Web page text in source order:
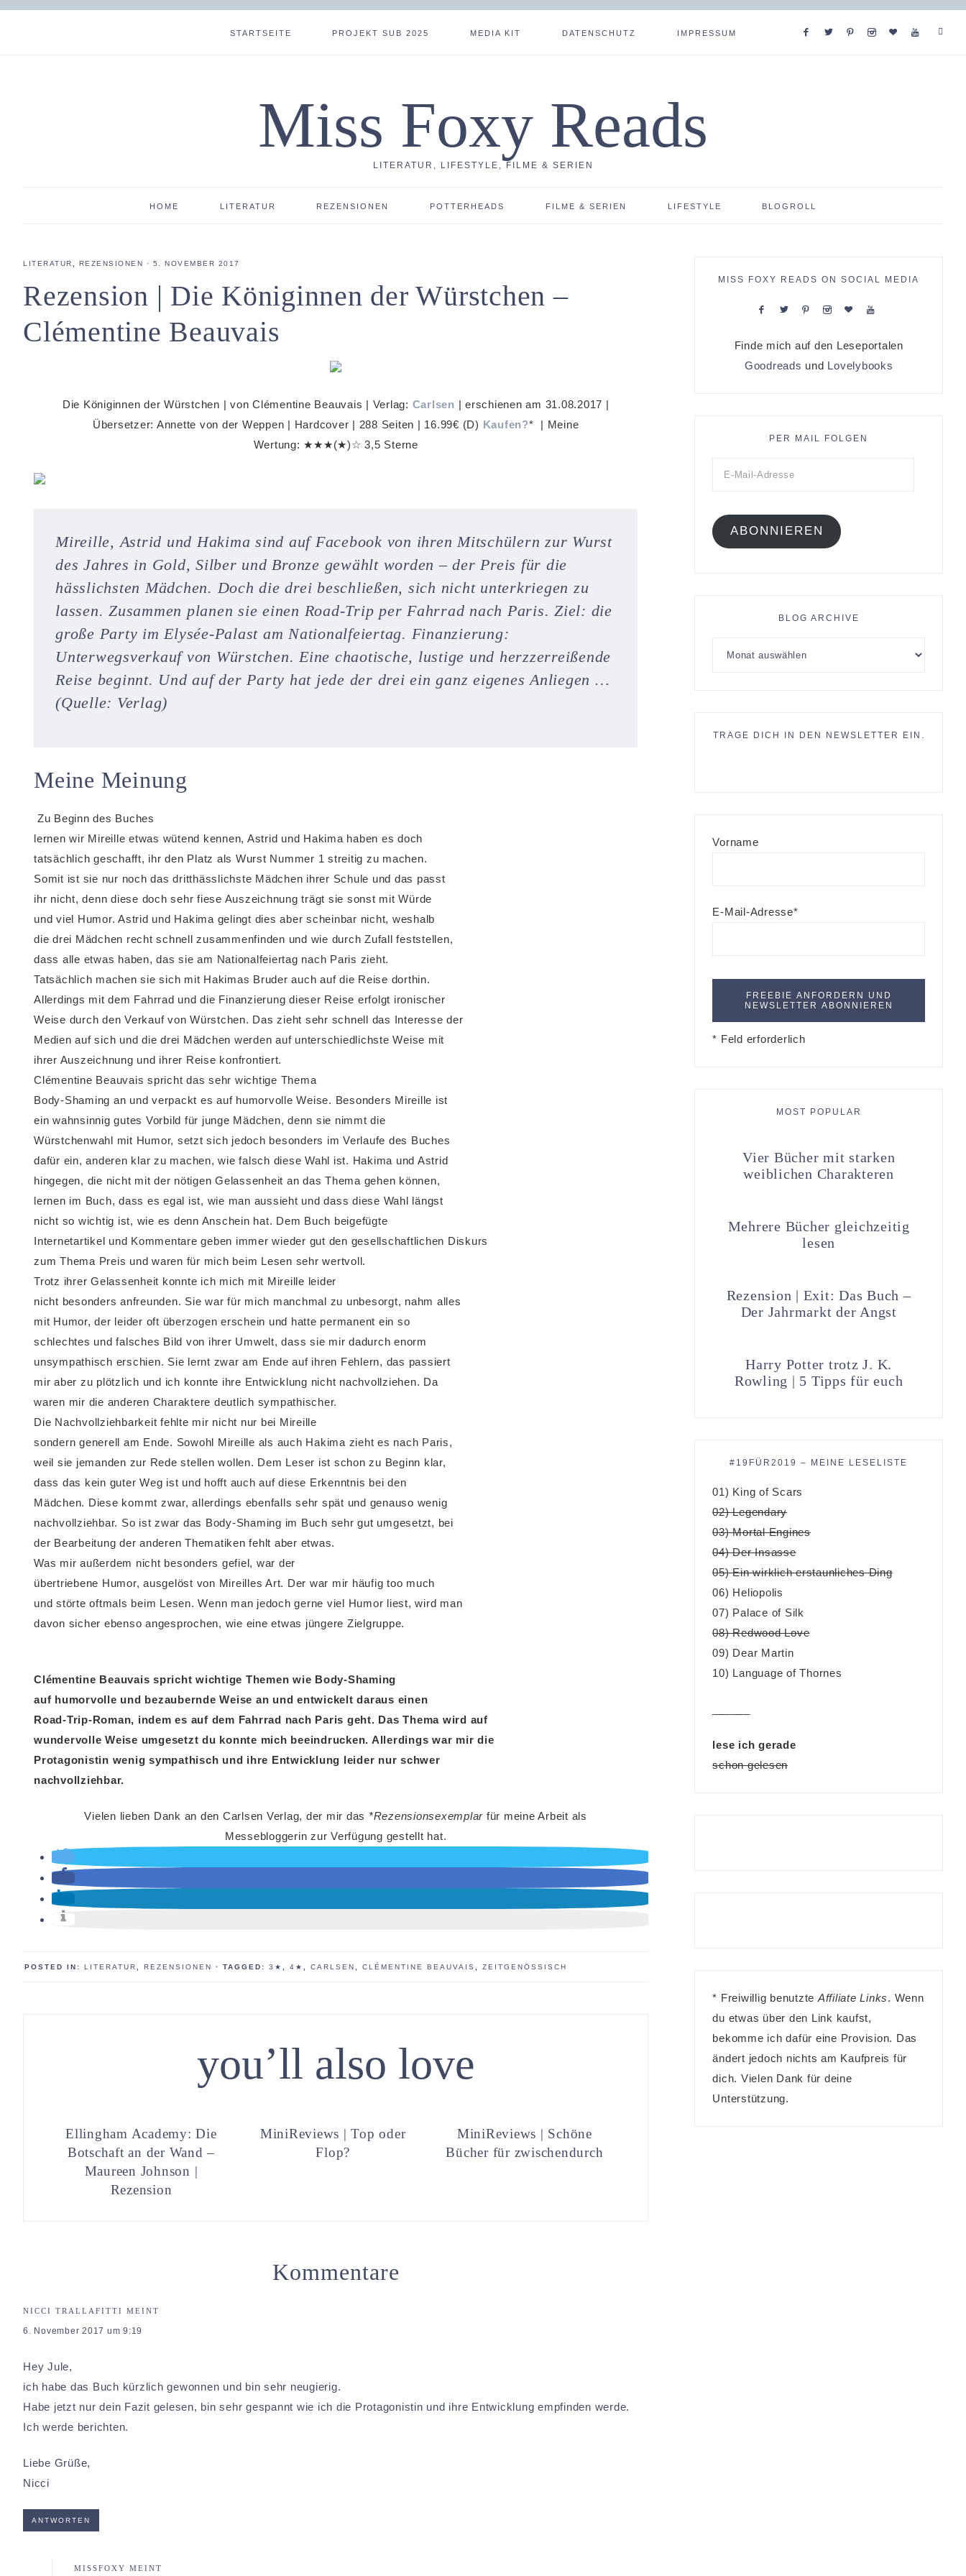
STARTSEITE PROJEKT SUB 2025 MEDIA KIT DATENSCHUTZ IMPRESSUM
Miss Foxy Reads
LITERATUR, LIFESTYLE, FILME & SERIEN
HOME LITERATUR REZENSIONEN POTTERHEADS FILME & SERIEN LIFESTYLE BLOGROLL
LITERATUR REZENSIONEN · 5. NOVEMBER 2017
Rezension | Die Königinnen der Würstchen –
Clémentine Beauvais
Die Königinnen der Würstchen | von Clémentine Beauvais | Verlag: Carlsen | erschienen am 31.08.2017 |
Übersetzer: Annette von der Weppen | Hardcover | 288 Seiten | 16.99€ (D) Kaufen?* | Meine
Wertung: ★★★(★)☆ 3,5 Sterne
Mireille, Astrid und Hakima sind auf Facebook von ihren Mitschülern zur Wurst
des Jahres in Gold, Silber und Bronze gewählt worden – der Preis für die
hässlichsten Mädchen. Doch die drei beschließen, sich nicht unterkriegen zu
lassen. Zusammen planen sie einen Road-Trip per Fahrrad nach Paris. Ziel: die
große Party im Elysée-Palast am Nationalfeiertag. Finanzierung:
Unterwegsverkauf von Würstchen. Eine chaotische, lustige und herzzerreißende
Reise beginnt. Und auf der Party hat jede der drei ein ganz eigenes Anliegen …
(Quelle: Verlag)
Meine Meinung
Zu Beginn des Buches
lernen wir Mireille etwas wütend kennen, Astrid und Hakima haben es doch
tatsächlich geschafft, ihr den Platz als Wurst Nummer 1 streitig zu machen.
Somit ist sie nur noch das dritthässlichste Mädchen ihrer Schule und das passt
ihr nicht, denn diese doch sehr fiese Auszeichnung trägt sie sonst mit Würde
und viel Humor. Astrid und Hakima gelingt dies aber scheinbar nicht, weshalb
die drei Mädchen recht schnell zusammenfinden und wie durch Zufall feststellen,
dass alle etwas haben, das sie am Nationalfeiertag nach Paris zieht.
Tatsächlich machen sie sich mit Hakimas Bruder auch auf die Reise dorthin.
Allerdings mit dem Fahrrad und die Finanzierung dieser Reise erfolgt ironischer
Weise durch den Verkauf von Würstchen. Das zieht sehr schnell das Interesse der
Medien auf sich und die drei Mädchen werden auf unterschiedlichste Weise mit
ihrer Auszeichnung und ihrer Reise konfrontiert.
Clémentine Beauvais spricht das sehr wichtige Thema
Body-Shaming an und verpackt es auf humorvolle Weise. Besonders Mireille ist
ein wahnsinnig gutes Vorbild für junge Mädchen, denn sie nimmt die
Würstchenwahl mit Humor, setzt sich jedoch besonders im Verlaufe des Buches
dafür ein, anderen klar zu machen, wie falsch diese Wahl ist. Hakima und Astrid
hingegen, die nicht mit der nötigen Gelassenheit an das Thema gehen können,
lernen im Buch, dass es egal ist, wie man aussieht und dass diese Wahl längst
nicht so wichtig ist, wie es denn Anschein hat. Dem Buch beigefügte
Internetartikel und Kommentare geben immer wieder gut den gesellschaftlichen Diskurs
zum Thema Preis und waren für mich beim Lesen sehr wertvoll.
Trotz ihrer Gelassenheit konnte ich mich mit Mireille leider
nicht besonders anfreunden. Sie war für mich manchmal zu unbesorgt, nahm alles
mit Humor, der leider oft überzogen erschein und hatte permanent ein so
schlechtes und falsches Bild von ihrer Umwelt, dass sie mir dadurch enorm
unsympathisch erschien. Sie lernt zwar am Ende auf ihren Fehlern, das passiert
mir aber zu plötzlich und ich konnte ihre Entwicklung nicht nachvollziehen. Da
waren mir die anderen Charaktere deutlich sympathischer.
Die Nachvollziehbarkeit fehlte mir nicht nur bei Mireille
sondern generell am Ende. Sowohl Mireille als auch Hakima zieht es nach Paris,
weil sie jemanden zur Rede stellen wollen. Dem Leser ist schon zu Beginn klar,
dass das kein guter Weg ist und hofft auch auf diese Erkenntnis bei den
Mädchen. Diese kommt zwar, allerdings ebenfalls sehr spät und genauso wenig
nachvollziehbar. So ist zwar das Body-Shaming im Buch sehr gut umgesetzt, bei
der Bearbeitung der anderen Thematiken fehlt aber etwas.
Was mir außerdem nicht besonders gefiel, war der
übertriebene Humor, ausgelöst von Mireilles Art. Der war mir häufig too much
und störte oftmals beim Lesen. Wenn man jedoch gerne viel Humor liest, wird man
davon sicher ebenso angesprochen, wie eine etwas jüngere Zielgruppe.
Clémentine Beauvais spricht wichtige Themen wie Body-Shaming
auf humorvolle und bezaubernde Weise an und entwickelt daraus einen
Road-Trip-Roman, indem es auf dem Fahrrad nach Paris geht. Das Thema wird auf
wundervolle Weise umgesetzt du konnte mich beeindrucken. Allerdings war mir die
Protagonistin wenig sympathisch und ihre Entwicklung leider nur schwer
nachvollziehbar.
Vielen lieben Dank an den Carlsen Verlag, der mir das *Rezensionsexemplar für meine Arbeit als
Messebloggerin zur Verfügung gestellt hat.
POSTED IN: LITERATUR REZENSIONEN · TAGGED: 3★ 4★ CARLSEN CLÉMENTINE BEAUVAIS ZEITGENÖSSISCH
you’ll also love
Ellingham Academy: Die
Botschaft an der Wand –
Maureen Johnson |
Rezension
MiniReviews | Top oder
Flop?
MiniReviews | Schöne
Bücher für zwischendurch
Kommentare
NICCI TRALLAFITTI MEINT
6. November 2017 um 9:19
Hey Jule,
ich habe das Buch kürzlich gewonnen und bin sehr neugierig.
Habe jetzt nur dein Fazit gelesen, bin sehr gespannt wie ich die Protagonistin und ihre Entwicklung empfinden werde.
Ich werde berichten.
Liebe Grüße,
Nicci
ANTWORTEN
MISSFOXY MEINT
MISS FOXY READS ON SOCIAL MEDIA
Finde mich auf den Leseportalen
Goodreads und Lovelybooks
PER MAIL FOLGEN
ABONNIEREN
BLOG ARCHIVE
TRAGE DICH IN DEN NEWSLETTER EIN.
Vorname
E-Mail-Adresse*
* Feld erforderlich
MOST POPULAR
Vier Bücher mit starken
weiblichen Charakteren
Mehrere Bücher gleichzeitig
lesen
Rezension | Exit: Das Buch –
Der Jahrmarkt der Angst
Harry Potter trotz J. K.
Rowling | 5 Tipps für euch
#19FÜR2019 – MEINE LESELISTE
01) King of Scars
02) Legendary
03) Mortal Engines
04) Der Insasse
05) Ein wirklich erstaunliches Ding
06) Heliopolis
07) Palace of Silk
08) Redwood Love
09) Dear Martin
10) Language of Thornes
lese ich gerade
schon gelesen
* Freiwillig benutzte Affiliate Links. Wenn
du etwas über den Link kaufst,
bekomme ich dafür eine Provision. Das
ändert jedoch nichts am Kaufpreis für
dich. Vielen Dank für deine
Unterstützung.